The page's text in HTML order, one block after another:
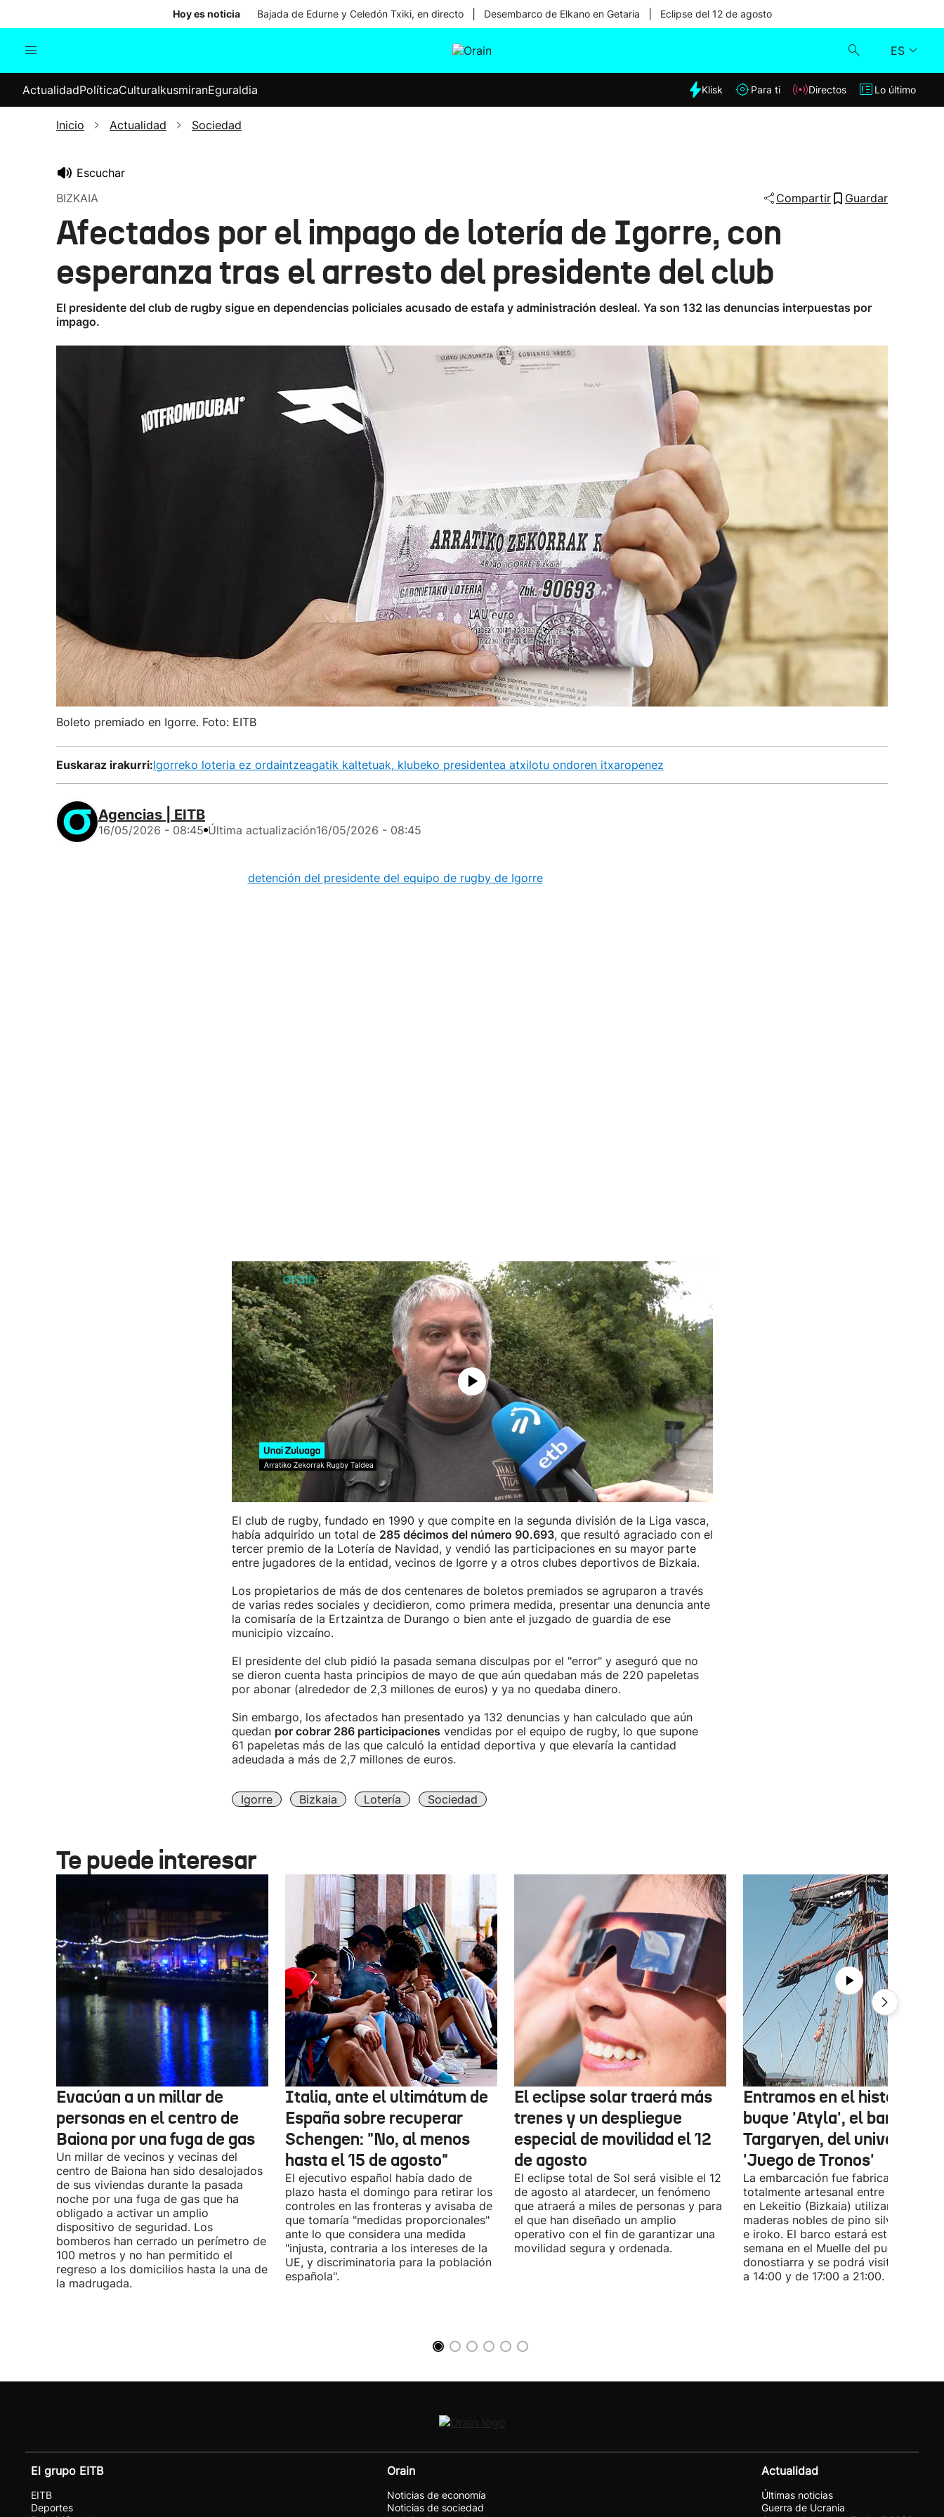
Hoy es noticia Bajada de Edurne y Celedón Txiki, en directo Desembarco de Elkano en Getaria Eclipse del 12 de agosto
ES
Internacional
Elecciones
Klisk
ActualidadPolíticaCulturaIkusmiranEguraldia Klisk Para ti Directos Lo último
Inicio Actualidad Sociedad
Escuchar
BIZKAIA
Compartir Guardar
Afectados por el impago de lotería de Igorre, con
esperanza tras el arresto del presidente del club
El presidente del club de rugby sigue en dependencias policiales acusado de estafa y administración desleal. Ya son 132 las denuncias interpuestas por
impago.
Boleto premiado en Igorre. Foto: EITB
Euskaraz irakurri:Igorreko loteria ez ordaintzeagatik kaltetuak, klubeko presidentea atxilotu ondoren itxaropenez
Agencias | EITB
16/05/2026 - 08:45 Última actualización16/05/2026 - 08:45
detención del presidente del equipo de rugby de Igorre(Bizkaia) por el impago de
El club de rugby, fundado en 1990 y que compite en la segunda división de la Liga vasca,
había adquirido un total de 285 décimos del número 90.693, que resultó agraciado con el
tercer premio de la Lotería de Navidad, y vendió las participaciones en su mayor parte
entre jugadores de la entidad, vecinos de Igorre y a otros clubes deportivos de Bizkaia.
Los propietarios de más de dos centenares de boletos premiados se agruparon a través
de varias redes sociales y decidieron, como primera medida, presentar una denuncia ante
la comisaría de la Ertzaintza de Durango o bien ante el juzgado de guardia de ese
municipio vizcaíno.
El presidente del club pidió la pasada semana disculpas por el "error" y aseguró que no
se dieron cuenta hasta principios de mayo de que aún quedaban más de 220 papeletas
por abonar (alrededor de 2,3 millones de euros) y ya no quedaba dinero.
Sin embargo, los afectados han presentado ya 132 denuncias y han calculado que aún
quedan por cobrar 286 participaciones vendidas por el equipo de rugby, lo que supone
61 papeletas más de las que calculó la entidad deportiva y que elevaría la cantidad
adeudada a más de 2,7 millones de euros.
Igorre Bizkaia Lotería Sociedad
Te puede interesar
Evacúan a un millar de
personas en el centro de
Baiona por una fuga de gas
Un millar de vecinos y vecinas del
centro de Baiona han sido desalojados
de sus viviendas durante la pasada
noche por una fuga de gas que ha
obligado a activar un amplio
dispositivo de seguridad. Los
bomberos han cerrado un perímetro de
100 metros y no han permitido el
regreso a los domicilios hasta la una de
la madrugada.
Italia, ante el ultimátum de
España sobre recuperar
Schengen: "No, al menos
hasta el 15 de agosto"
El ejecutivo español había dado de
plazo hasta el domingo para retirar los
controles en las fronteras y avisaba de
que tomaría "medidas proporcionales"
ante lo que considera una medida
"injusta, contraria a los intereses de la
UE, y discriminatoria para la población
española".
El eclipse solar traerá más
trenes y un despliegue
especial de movilidad el 12
de agosto
El eclipse total de Sol será visible el 12
de agosto al atardecer, un fenómeno
que atraerá a miles de personas y para
el que han diseñado un amplio
operativo con el fin de garantizar una
movilidad segura y ordenada.
Entramos en el histórico
buque 'Atyla', el barco
Targaryen, del universo de
'Juego de Tronos'
La embarcación fue fabricada de
totalmente artesanal entre 1980 y
en Lekeitio (Bizkaia) utilizando
maderas nobles de pino silvestre,
e iroko. El barco estará este fin de
semana en el Muelle del puerto
donostiarra y se podrá visitar de
a 14:00 y de 17:00 a 21:00.
El grupo EITB
EITB
Deportes
Orain
Noticias de economía
Noticias de sociedad
Actualidad
Últimas noticias
Guerra de Ucrania